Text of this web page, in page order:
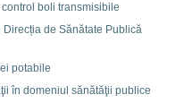
boli transmisibile
Direcția de Sănătate Publică
potabile
în domeniul sănătăţii publice